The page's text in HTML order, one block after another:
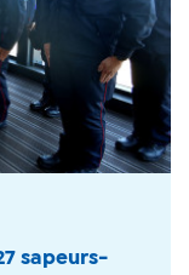
sapeurs-